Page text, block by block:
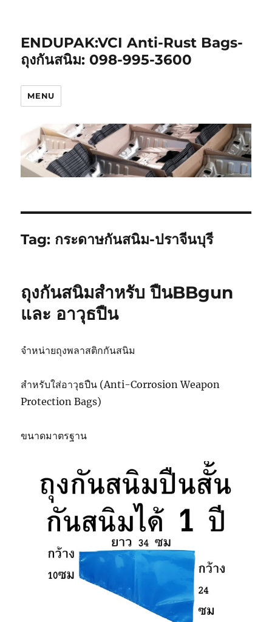
ENDUPAK:VCI Anti-Rust Bags-
ถุงกันสนิม: 098-995-3600
MENU
Tag: กระดาษกันสนิม-ปราจีนบุรี
ถุงกันสนิมสำหรับ ปืนBBgun
และ อาวุธปืน
จำหน่ายถุงพลาสติกกันสนิม
สำหรับใส่อาวุธปืน (Anti-Corrosion Weapon
Protection Bags)
ขนาดมาตรฐาน